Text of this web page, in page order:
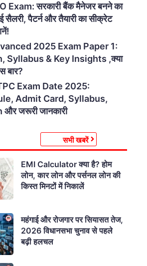
Exam: सरकारी बैंक मैनेजर बनने का
सैलरी, पैटर्न और तैयारी का सीक्रेट
2025 Exam Paper 1:
Syllabus & Key Insights ,क्या
बार?
Exam Date 2025:
Admit Card, Syllabus,
जरूरी जानकारी
सभी खबरें
EMI Calculator क्या है? होम
लोन, कार लोन और पर्सनल लोन की
किस्त मिनटों में निकालें
महंगाई और रोजगार पर सियासत तेज,
2026 विधानसभा चुनाव से पहले
बढ़ी हलचल